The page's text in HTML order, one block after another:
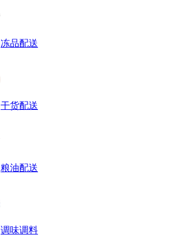
冻品配送
干货配送
粮油配送
调味调料